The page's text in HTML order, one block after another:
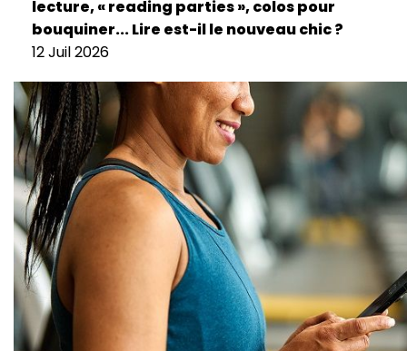
lecture, « reading parties », colos pour
bouquiner... Lire est-il le nouveau chic ?
12 Juil 2026